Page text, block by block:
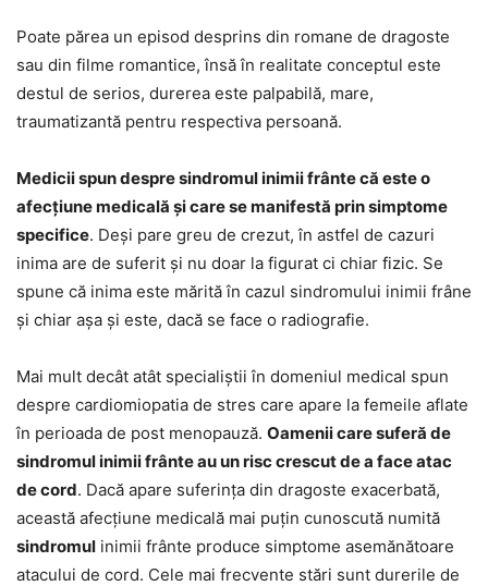
Poate părea un episod desprins din romane de dragoste
sau din filme romantice, însă în realitate conceptul este
destul de serios, durerea este palpabilă, mare,
traumatizantă pentru respectiva persoană.
Medicii spun despre sindromul inimii frânte că este o
afecțiune medicală și care se manifestă prin simptome
specifice. Deși pare greu de crezut, în astfel de cazuri
inima are de suferit și nu doar la figurat ci chiar fizic. Se
spune că inima este mărită în cazul sindromului inimii frâne
și chiar așa și este, dacă se face o radiografie.
Mai mult decât atât specialiștii în domeniul medical spun
despre cardiomiopatia de stres care apare la femeile aflate
în perioada de post menopauză. Oamenii care suferă de
sindromul inimii frânte au un risc crescut de a face atac
de cord. Dacă apare suferința din dragoste exacerbată,
această afecțiune medicală mai puțin cunoscută numită
sindromul inimii frânte produce simptome asemănătoare
atacului de cord. Cele mai frecvente stări sunt durerile de